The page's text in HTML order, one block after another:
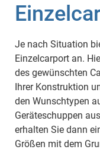
Je nach Situation
Einzelcarport an.
des gewünschten
Ihrer Konstruktion
den Wunschtypen
Geräteschuppen
erhalten Sie dann
Größen mit dem